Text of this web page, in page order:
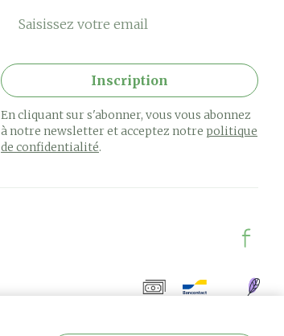
Adresse mail
Inscription
En cliquant sur s'abonner, vous vous abonnez
à notre newsletter et acceptez notrepolitique
de confidentialité.